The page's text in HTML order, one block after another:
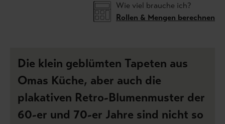
Wie viel brauche ich?
Rollen & Mengen berechnen
Die klein geblümten Tapeten aus
Omas Küche, aber auch die
plakativen Retro-Blumenmuster der
60-er und 70-er Jahre sind nicht so